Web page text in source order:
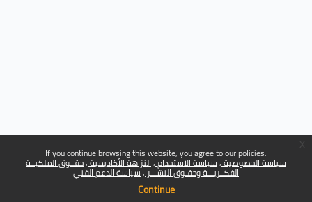
If you continue browsing this website, you agree to our policies:
سياسة الخصوصية سياسة الاستخدام النزاهة الأكاديمية حقــوق الملكيــة
الفكــريـــة وحقـوق النشـــر سياسة الدعم الفني
Continue